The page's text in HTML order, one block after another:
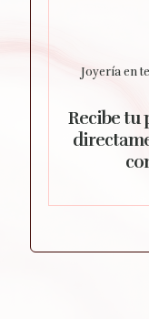
Recibe tu
Joyería en